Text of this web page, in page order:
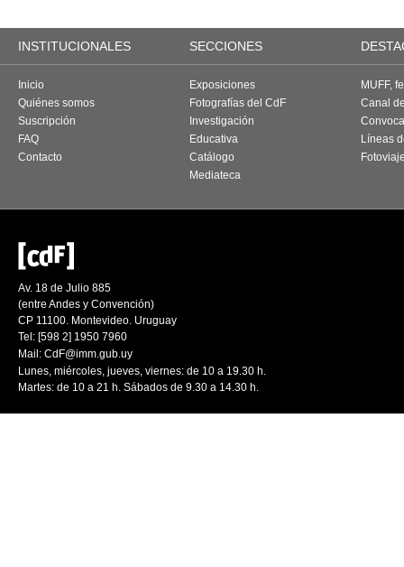
INSTITUCIONALES SECCIONES
Inicio
Quiénes somos
Suscripción
FAQ
Contacto
Exposiciones
Fotografías del CdF
Investigación
Educativa
Catálogo
Mediateca
MUFF,
Canal
Líneas
Av. 18 de Julio 885
(entre Andes y Convención)
CP 11100. Montevideo. Uruguay
Tel: [598 2] 1950 7960
Mail: CdF@imm.gub.uy
Lunes, miércoles, jueves, viernes: de 10 a 19.30 h.
Martes: de 10 a 21 h. Sábados de 9.30 a 14.30 h.